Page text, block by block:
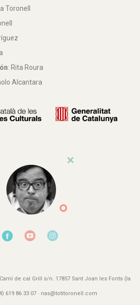
Toronell
: Rita Roura
Alcantara
de cal Grill s/n. 17857 Sant Joan les Fonts (la
619 86 33 07 · nas@totitoronell.com